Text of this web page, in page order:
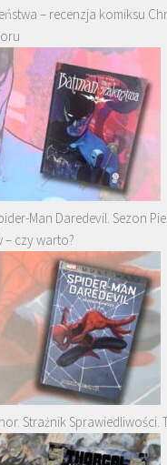
– recenzja komiksu
Man Daredevil. Sezon
czy warto?
Strażnik Sprawiedliwości.